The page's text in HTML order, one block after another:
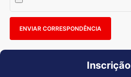
ENVIAR CORRESPONDÊNCIA
Inscrição